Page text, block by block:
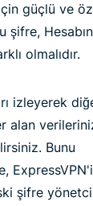
güçlü ve
şifre,
olmalıdır.
izleyerek
alan
Bunu
şifre